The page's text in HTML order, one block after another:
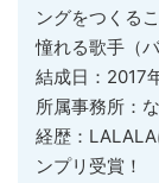
ングをつくる
憧れる歌手（
結成日：2017
所属事務所：
経歴：
ンプリ受賞！